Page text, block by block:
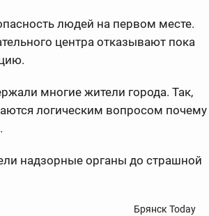
людей на первом месте.
центра отказывают пока
многие жители города. Так,
логическим вопросом почему
надзорные органы до страшной
Брянск Today